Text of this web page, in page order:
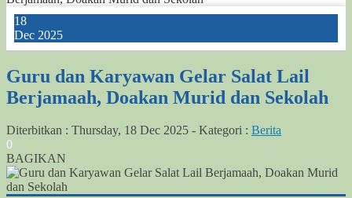
18
Dec 2025
Guru dan Karyawan Gelar Salat Lail
Berjamaah, Doakan Murid dan Sekolah
Diterbitkan : Thursday, 18 Dec 2025 - Kategori : Berita
0
BAGIKAN